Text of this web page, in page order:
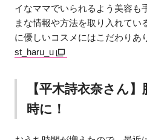
イなママでいられるよう美容も
まな情報や方法を取り入れてい
に優しいコスメにはこだわりあ
st_haru_u
【平木詩衣奈さん
時に！